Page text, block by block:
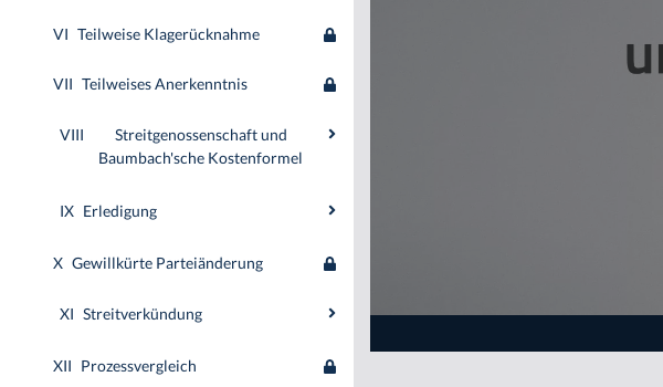
VI Teilweise Klagerücknahme
VII Teilweises Anerkenntnis
VIII
Streitgenossenschaft und
Baumbach'sche Kostenformel
IX Erledigung
X Gewillkürte Parteiänderung
XI Streitverkündung
XII Prozessvergleich